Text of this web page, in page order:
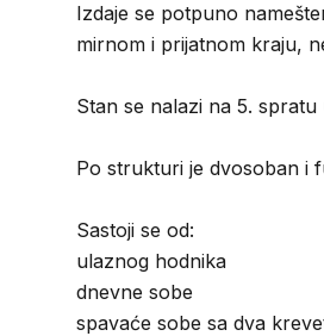
Izdaje se potpuno
mirnom i prijatnom kraju,
Stan se nalazi na 5.
Po strukturi je dvosoban i
Sastoji se od:
ulaznog hodnika
dnevne sobe
spavaće sobe sa dva